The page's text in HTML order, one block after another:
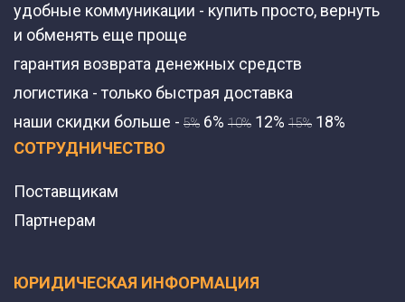
удобные коммуникации - купить просто, вернуть
и обменять еще проще
гарантия возврата денежных средств
логистика - только быстрая доставка
наши скидки больше - 5% 6% 10% 12% 15% 18%
СОТРУДНИЧЕСТВО
Поставщикам
Партнерам
ЮРИДИЧЕСКАЯ ИНФОРМАЦИЯ